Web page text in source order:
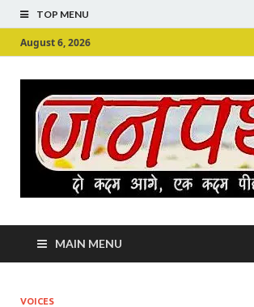
TOP MENU
August 6, 2026
MAIN MENU
VOICES